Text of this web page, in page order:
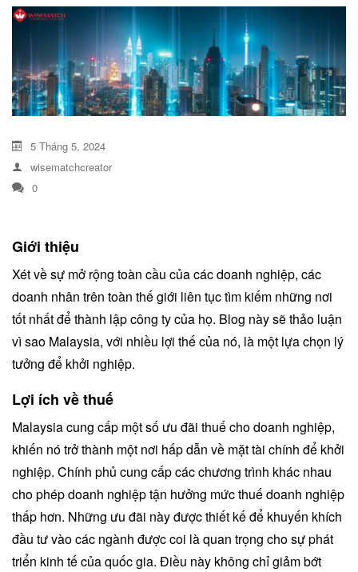
5 Tháng 5, 2024
wisematchcreator
0
Giới thiệu
Xét về sự mở rộng toàn cầu của các doanh nghiệp, các
doanh nhân trên toàn thế giới liên tục tìm kiếm những nơi
tốt nhất để thành lập công ty của họ. Blog này sẽ thảo luận
vì sao Malaysia, với nhiều lợi thế của nó, là một lựa chọn lý
tưởng để khởi nghiệp.
Lợi ích về thuế
Malaysia cung cấp một số ưu đãi thuế cho doanh nghiệp,
khiến nó trở thành một nơi hấp dẫn về mặt tài chính để khởi
nghiệp. Chính phủ cung cấp các chương trình khác nhau
cho phép doanh nghiệp tận hưởng mức thuế doanh nghiệp
thấp hơn. Những ưu đãi này được thiết kế để khuyến khích
đầu tư vào các ngành được coi là quan trọng cho sự phát
triển kinh tế của quốc gia. Điều này không chỉ giảm bớt
DỊCH VỤ KIỂM KÊ KHÍ THẢI NHÀ